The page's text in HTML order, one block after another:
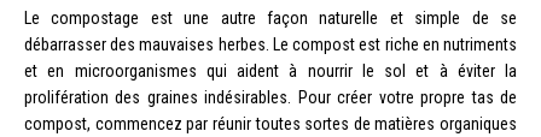
Le compostage est une autre façon naturelle et simple de se
débarrasser des mauvaises herbes. Le compost est riche en nutriments
et en microorganismes qui aident à nourrir le sol et à éviter la
prolifération des graines indésirables. Pour créer votre propre tas de
compost, commencez par réunir toutes sortes de matières organiques